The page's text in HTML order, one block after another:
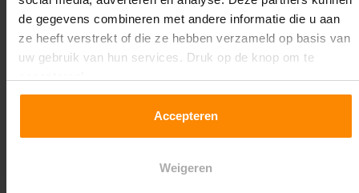
de gegevens combineren met andere informatie die u aan
ze heeft verstrekt of die ze hebben verzameld op basis van
uw gebruik van hun services. Druk op de knop om te
Accepteren
Weigeren
Een maat die niet op de site staat? Hogere
experts werken het graag uit! Maatwerk is onze